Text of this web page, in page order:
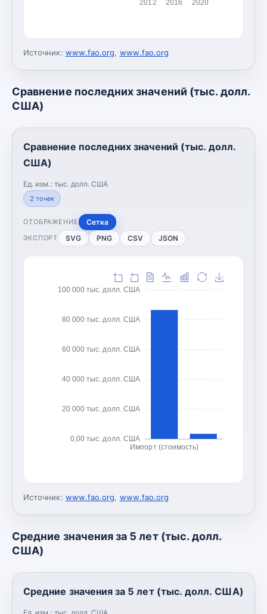
2012 2016 2020
Источник: www.fao.org, www.fao.org
Сравнение последних значений (тыс. долл.
США)
Сравнение последних значений (тыс. долл.
США)
Ед. изм.: тыс. долл. США
2 точек
ОТОБРАЖЕНИЕ Сетка
ЭКСПОРТ SVG PNG CSV JSON
0,00 тыс. долл. США
20 000 тыс. долл. США
40 000 тыс. долл. США
60 000 тыс. долл. США
80 000 тыс. долл. США
100 000 тыс. долл. США
Импорт (стоимость)
Источник: www.fao.org, www.fao.org
Средние значения за 5 лет (тыс. долл.
США)
Средние значения за 5 лет (тыс. долл. США)
Ед. изм.: тыс. долл. США